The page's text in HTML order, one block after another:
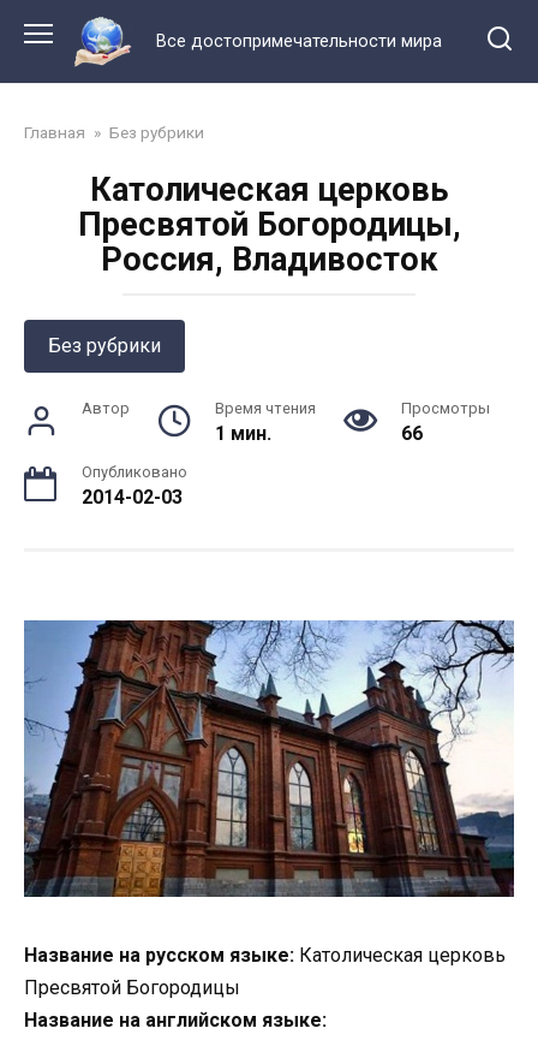
контенту
Все достопримечательности мира
Главная » Без рубрики
Католическая церковь
Пресвятой Богородицы,
Россия, Владивосток
Без рубрики
Автор Время чтения
1 мин.
Просмотры
66
Опубликовано
2014-02-03
Название на русском языке: Католическая церковь
Пресвятой Богородицы
Название на английском языке: